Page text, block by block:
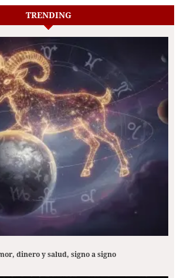
TRENDING
dinero y salud, signo a signo